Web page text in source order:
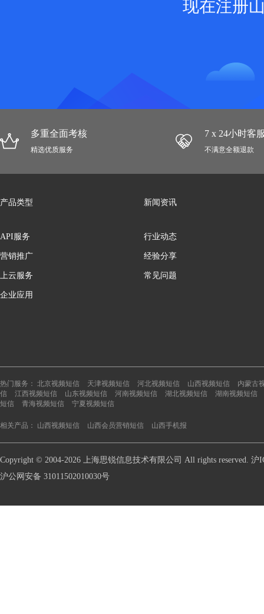
现在注册
多重全面考核
精选优质服务
7 x 24小时客
不满意全额退款
产品类型
API服务
营销推广
上云服务
企业应用
新闻资讯
行业动态
经验分享
常见问题
热门服务： 北京视频短信 天津视频短信 河北视频短信 山西视频短信
内蒙古
信
江西视频短信 山东视频短信 河南视频短信 湖北视频短信
湖南视频短信
短信
青海视频短信 宁夏视频短信
相关产品： 山西视频短信 山西会员营销短信 山西手机报
Copyright © 2004-2026 上海思锐信息技术有限公司 All rights reserved. 沪
沪公网安备 31011502010030号